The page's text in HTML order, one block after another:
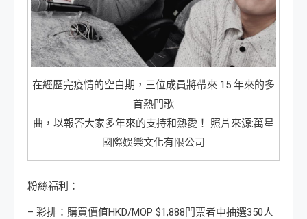
在經歷完疫情的空白期，三位成員將帶來 15 年來的多
首熱門歌
曲，以報答大家多年來的支持和熱愛！ 照片來源:萬星
國際娛樂文化有限公司
粉絲福利：
– 彩排：購買價值HKD/MOP $1,888門票者中抽選350人